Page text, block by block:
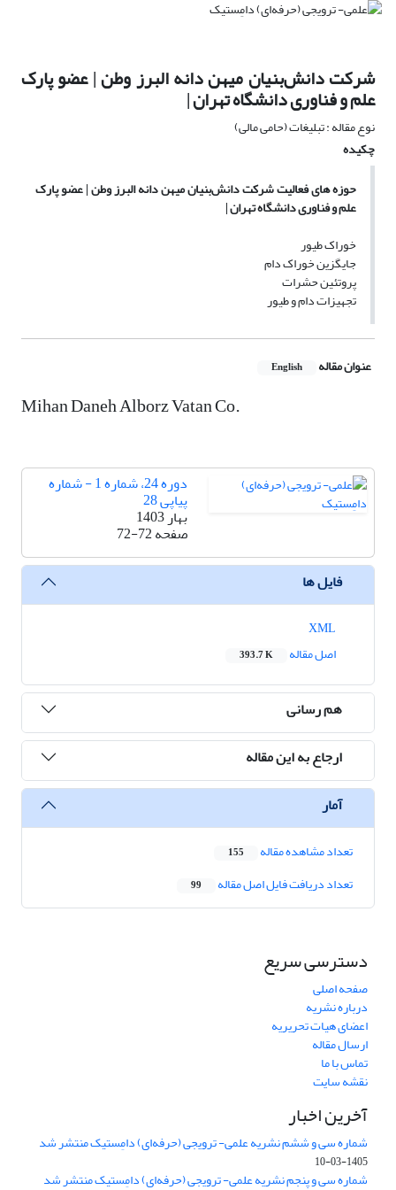
شرکت دانش‌بنیان میهن دانه البرز وطن | عضو پارک
علم و فناوری دانشگاه تهران |
نوع مقاله : تبلیغات (حامی مالی)
چکیده
حوزه های فعالیت شرکت دانش‌بنیان میهن دانه البرز وطن | عضو پارک
علم و فناوری دانشگاه تهران |
خوراک طیور
جایگزین خوراک دام
پروتئین حشرات
تجهیزات دام و طیور
عنوان مقاله English
Mihan Daneh Alborz Vatan Co.
دوره 24، شماره 1 - شماره
پیاپی 28
بهار 1403
صفحه72-72
فایل ها
اصل مقاله
393.7 K
هم رسانی
ارجاع به این مقاله
آمار
تعداد مشاهده مقاله 155
تعداد دریافت فایل اصل مقاله 99
دسترسی سریع
صفحه اصلی
درباره نشریه
اعضای هیات تحریریه
ارسال مقاله
تماس با ما
نقشه سایت
آخرین اخبار
شماره سی و ششم نشریه علمی- ترویجی (حرفه‌ای) دامِستیک منتشر شد
1405-03-10
شماره سی و پنجم نشریه علمی- ترویجی (حرفه‌ای) دامِستیک منتشر شد